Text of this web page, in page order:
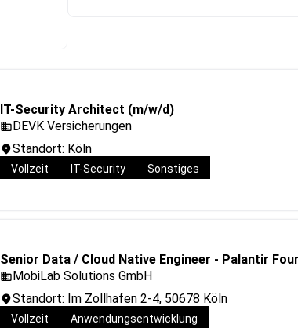
IT-Security Architect (m/w/d)
DEVK Versicherungen
Standort: Köln
Vollzeit IT-Security Sonstiges
Senior Data / Cloud Native Engineer - Palantir
MobiLab Solutions GmbH
Standort: Im Zollhafen 2-4, 50678 Köln
Vollzeit Anwendungsentwicklung